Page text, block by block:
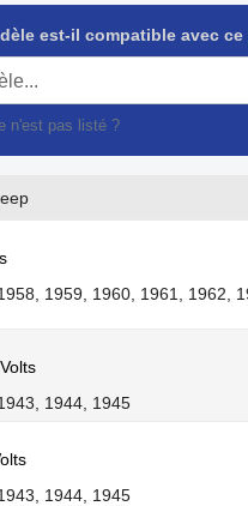
est-il compatible avec
n'est pas listé ?
1959, 1960, 1961, 1962,
1944, 1945
1944, 1945